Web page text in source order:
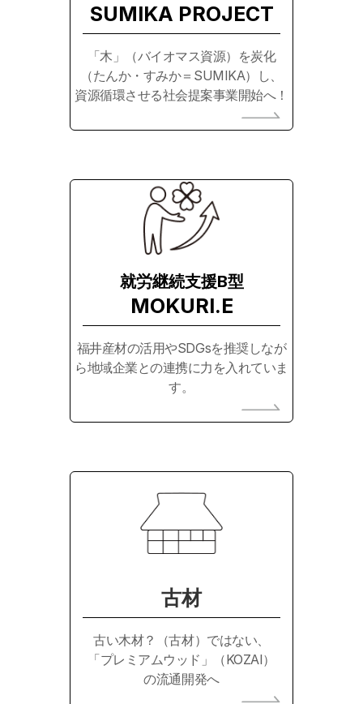
SUMIKA PROJECT
「木」（バイオマス資源）を炭化
（たんか・すみか＝SUMIKA）し、
資源循環させる社会提案事業開始へ！
就労継続支援B型
MOKURI.E
福井産材の活用やSDGsを推奨しなが
ら地域企業との連携に力を入れていま
す。
古材
古い木材？（古材）ではない、
「プレミアムウッド」（KOZAI）
の流通開発へ